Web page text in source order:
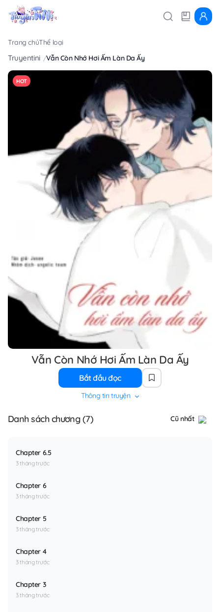
Trang chủThể loại
Truyentini Vẫn Còn Nhớ Hơi Ấm Làn Da Ấy
HOT
Vẫn Còn Nhớ Hơi Ấm Làn Da Ấy
Bắt đầu đọc
Thông tin truyện
Danh sách chương (7) Cũ nhất
Chapter 6.5
3 tháng trước
Chapter 6
3 tháng trước
Chapter 5
3 tháng trước
Chapter 4
3 tháng trước
Chapter 3
3 tháng trước